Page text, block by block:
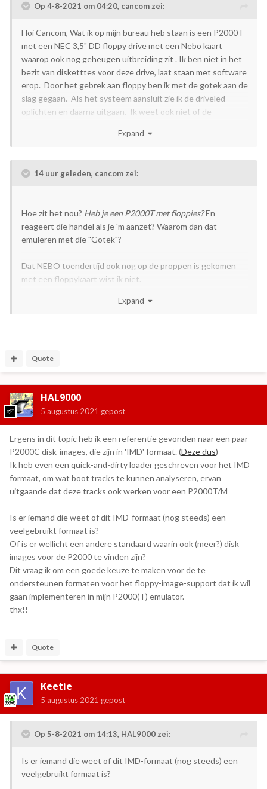
Op 4-8-2021 om 04:20, cancom zei:
Hoi Cancom, Wat ik op mijn bureau heb staan is een P2000T
met een NEC 3,5" DD floppy drive met een Nebo kaart
waarop ook nog geheugen uitbreiding zit . Ik ben niet in het
bezit van disketttes voor deze drive, laat staan met software
erop. Door het gebrek aan floppy ben ik met de gotek aan de
slag gegaan. Als het systeem aansluit zie ik de driveled
oplichten en daarna uitgaan. Ik weet ook niet of de
mogelijk is om een jws disk te creeren welke met de gotek
track0 te krijgen is niet eenvoudig. Bedankt voor je
Expand
14 uur geleden, cancom zei:
Hoe zit het nou? Heb je een P2000T met floppies?En
reageert die handel als je 'm aanzet? Waarom dan dat
emuleren met die "Gotek"?
Dat NEBO toendertijd ook nog op de proppen is gekomen
met een floppykaart wist ik niet.
niks. In de "monitor" staat niet zozeer een bruikbare routine
oorspronkelijk op cassette, nog ergens op een flop. Jammer
nou dat -al even- mijn beide P2000T's de hik hebben.
Connectors en flatcables hebben evenmin 't eeuwige
leven...
Als het niet anders gaat dan wil ik wel het nodige P2000-
programma inelkaar flansen en hier uploaden. Of een kleine
sourcefile. Weet ik veel.
Expand
Quote
HAL9000
5 augustus 2021 gepost
Ergens in dit topic heb ik een referentie gevonden naar een paar
P2000C disk-images, die zijn in 'IMD' formaat. (Deze dus)
Ik heb even een quick-and-dirty loader geschreven voor het IMD
formaat, om wat boot tracks te kunnen analyseren, ervan
uitgaande dat deze tracks ook werken voor een P2000T/M
Is er iemand die weet of dit IMD-formaat (nog steeds) een
veelgebruikt formaat is?
Of is er wellicht een andere standaard waarin ook (meer?) disk
images voor de P2000 te vinden zijn?
Dit vraag ik om een goede keuze te maken voor de te
ondersteunen formaten voor het floppy-image-support dat ik wil
gaan implementeren in mijn P2000(T) emulator.
thx!!
Quote
Keetie
5 augustus 2021 gepost
Op 5-8-2021 om 14:13, HAL9000 zei:
Is er iemand die weet of dit IMD-formaat (nog steeds) een
veelgebruikt formaat is?